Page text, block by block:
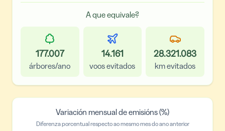
A que equivale?
177.007
árbores/ano
14.161
voos evitados
28.321.083
km evitados
Variación mensual de emisións (%)
Diferenza porcentual respecto ao mesmo mes do ano anterior